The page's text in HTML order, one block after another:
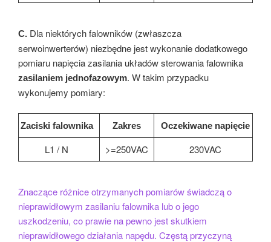
C. Dla niektórych falowników (zwłaszcza
serwoinwerterów) niezbędne jest wykonanie dodatkowego
pomiaru napięcia zasilania układów sterowania falownika
zasilaniem jednofazowym. W takim przypadku
wykonujemy pomiary:
Zaciski falownika Zakres Oczekiwane napięcie
L1 / N >=250VAC 230VAC
Znaczące różnice otrzymanych pomiarów świadczą o
nieprawidłowym zasilaniu falownika lub o jego
uszkodzeniu, co prawie na pewno jest skutkiem
nieprawidłowego działania napędu. Częstą przyczyną